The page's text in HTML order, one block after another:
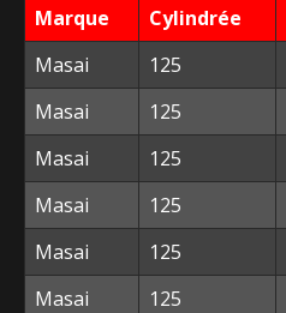
Marque Cylindrée
Masai
125
Masai
125
Masai
125
Masai
125
Masai
125
Masai
125